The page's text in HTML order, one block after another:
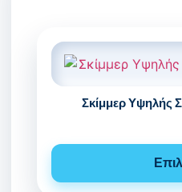
Σκίμμερ Υψηλής